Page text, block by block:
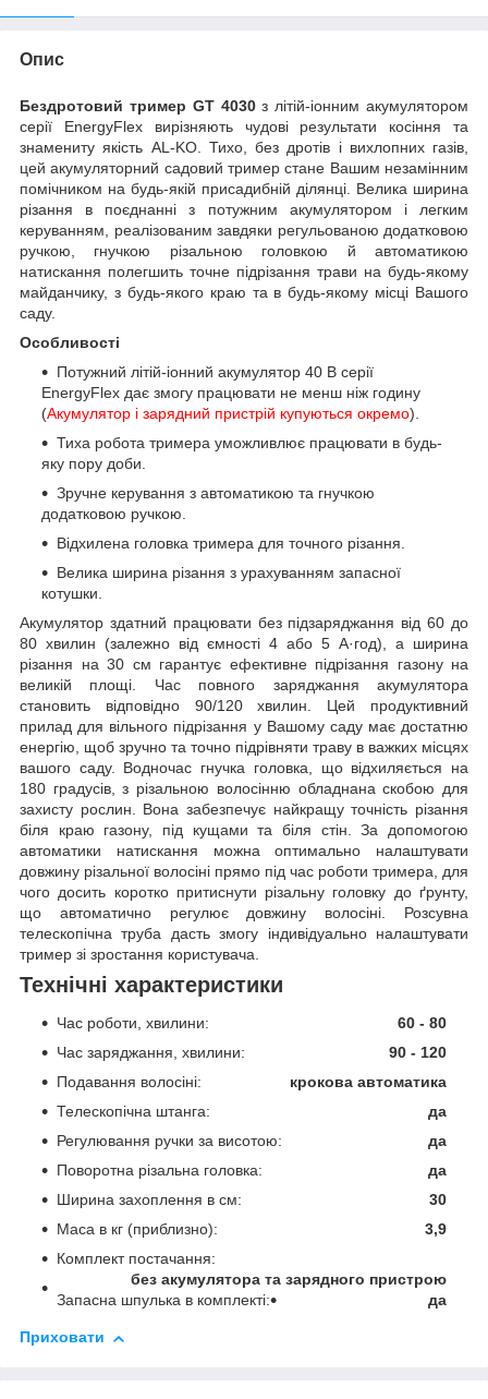
Опис
Бездротовий тример GT 4030з літій-іонним акумулятором
серії EnergyFlex вирізняють чудові результати косіння та
знамениту якість AL-KO. Тихо, без дротів і вихлопних газів,
цей акумуляторний садовий тример стане Вашим незамінним
помічником на будь-якій присадибній ділянці. Велика ширина
різання в поєднанні з потужним акумулятором і легким
керуванням, реалізованим завдяки регульованою додатковою
ручкою, гнучкою різальною головкою й автоматикою
натискання полегшить точне підрізання трави на будь-якому
майданчику, з будь-якого краю та в будь-якому місці Вашого
саду.
Особливості
Потужний літій-іонний акумулятор 40 В серії
EnergyFlex дає змогу працювати не менш ніж годину
(Акумулятор і зарядний пристрій купуються окремо).
Тиха робота тримера уможливлює працювати в будь-
яку пору доби.
Зручне керування з автоматикою та гнучкою
додатковою ручкою.
Відхилена головка тримера для точного різання.
Велика ширина різання з урахуванням запасної
котушки.
Акумулятор здатний працювати без підзаряджання від 60 до
80 хвилин (залежно від ємності 4 або 5 А·год), а ширина
різання на 30 см гарантує ефективне підрізання газону на
великій площі. Час повного заряджання акумулятора
становить відповідно 90/120 хвилин. Цей продуктивний
прилад для вільного підрізання у Вашому саду має достатню
енергію, щоб зручно та точно підрівняти траву в важких місцях
вашого саду. Водночас гнучка головка, що відхиляється на
180 градусів, з різальною волосінню обладнана скобою для
захисту рослин. Вона забезпечує найкращу точність різання
біля краю газону, під кущами та біля стін. За допомогою
автоматики натискання можна оптимально налаштувати
довжину різальної волосіні прямо під час роботи тримера, для
чого досить коротко притиснути різальну головку до ґрунту,
що автоматично регулює довжину волосіні. Розсувна
телескопічна труба дасть змогу індивідуально налаштувати
тример зі зростання користувача.
Технічні характеристики
Час роботи, хвилини:
60 - 80
Час заряджання, хвилини:
90 - 120
Подавання волосіні:
крокова автоматика
Телескопічна штанга:
да
Регулювання ручки за висотою:
да
Поворотна різальна головка:
да
Ширина захоплення в см:
30
Маса в кг (приблизно):
3,9
Комплект постачання:
без акумулятора та зарядного пристрою
Запасна шпулька в комплекті:
да
Приховати